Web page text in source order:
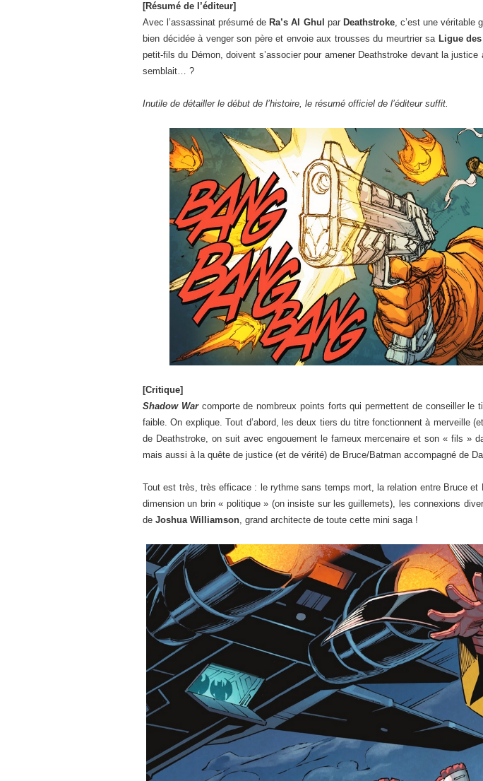
[Résumé de l’éditeur]
Avec l’assassinat présumé de Ra’s Al Ghul par Deathstroke, c’est une véritable
bien décidée à venger son père et envoie aux trousses du meurtrier sa Ligue
petit-fils du Démon, doivent s’associer pour amener Deathstroke devant la
semblait… ?
Inutile de détailler le début de l’histoire, le résumé officiel de l’éditeur suffit.
[Critique]
Shadow Warcomporte de nombreux points forts qui permettent de conseiller le
faible. On explique. Tout d’abord, les deux tiers du titre fonctionnent à merveille
de Deathstroke, on suit avec engouement le fameux mercenaire et son « fils »
mais aussi à la quête de justice (et de vérité) de Bruce/Batman accompagné de
Tout est très, très efficace : le rythme sans temps mort, la relation entre Bruce
dimension un brin « politique » (on insiste sur les guillemets), les connexions
de Joshua Williamson , grand architecte de toute cette mini saga !